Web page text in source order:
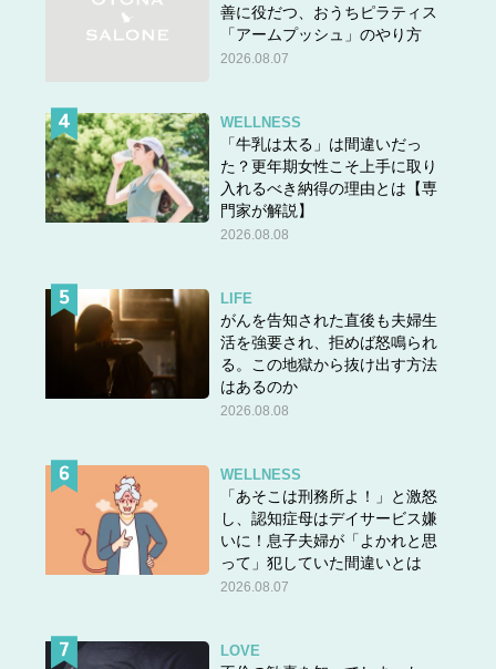
善に役だつ、おうちピラティス
「アームプッシュ」のやり方
2026.08.07
WELLNESS
「牛乳は太る」は間違いだっ
た？更年期女性こそ上手に取り
入れるべき納得の理由とは【専
門家が解説】
2026.08.08
LIFE
がんを告知された直後も夫婦生
活を強要され、拒めば怒鳴られ
る。この地獄から抜け出す方法
はあるのか
2026.08.08
WELLNESS
「あそこは刑務所よ！」と激怒
し、認知症母はデイサービス嫌
いに！息子夫婦が「よかれと思
って」犯していた間違いとは
2026.08.07
LOVE